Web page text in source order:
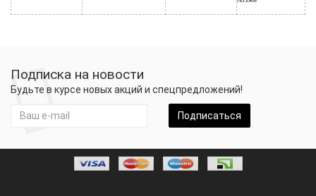
Подписка на новости
Будьте в курсе новых акций и спецпредложений!
Подписаться